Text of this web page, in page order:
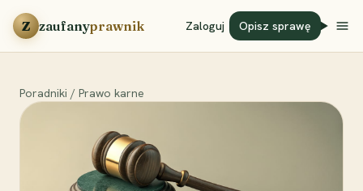
Przejdź do treści
Z zaufanyprawnik Zaloguj Opisz sprawę
Poradniki / Prawo karne